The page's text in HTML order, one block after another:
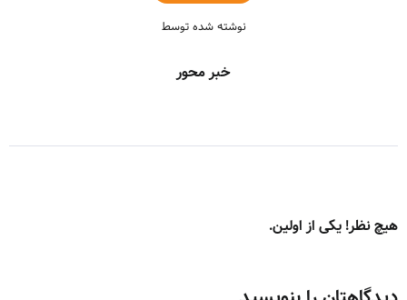
نوشته شده توسط
خبر محور
هیچ نظر! یکی از اولین.